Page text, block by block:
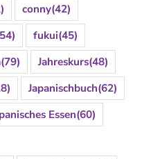
conny(42)
fukui(45)
(79) Jahreskurs(48)
Japanischbuch(62)
Essen(60)